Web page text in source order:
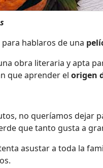
hablaros de una
obra literaria y apta
que aprender el origen
no queríamos dejar
que tanto gusta a
asustar a toda la